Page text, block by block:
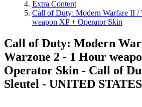
Extra Content
Call of Duty: Modern Warfare II /
weapon XP + Operator Skin
Call of Duty: Modern
Warzone 2 - 1 Hour
Operator Skin - Call of
Sleutel - UNITED STATES